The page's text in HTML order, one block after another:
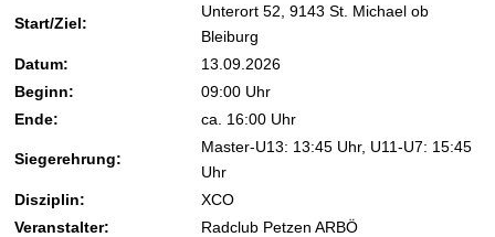
Start/Ziel:
Unterort 52, 9143 St. Michael ob
Bleiburg
Datum:
13.09.2026
Beginn:
09:00 Uhr
Ende:
ca. 16:00 Uhr
Siegerehrung:
Master-U13: 13:45 Uhr, U11-U7: 15:45
Uhr
Disziplin:
XCO
Veranstalter:
Radclub Petzen ARBÖ